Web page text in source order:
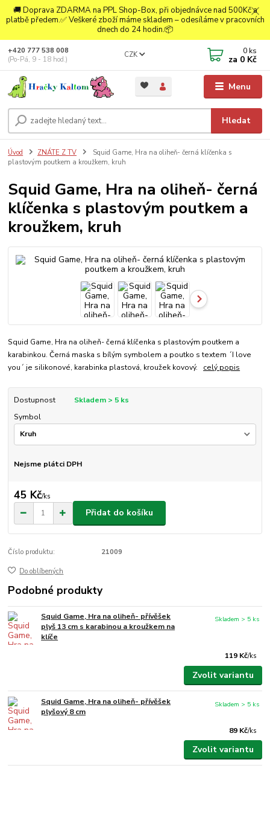
🚚 Doprava ZDARMA na PPL Shop-Box, při objednávce nad 500Kč a
platbě předem.✅ Veškeré zboží máme skladem – odesíláme v pracovních
dnech do 24 hodin.📦
Menu
CZK
Hledat
+420 777 538 008
(Po-Pá, 9 - 18 hod.)
0 ks
za 0 Kč
Úvod ZNÁTE Z TV
Squid Game, Hra na oliheň- černá klíčenka s
plastovým poutkem a kroužkem, kruh
Squid Game, Hra na oliheň- černá
klíčenka s plastovým poutkem a
kroužkem, kruh
Squid Game, Hra na oliheň- černá klíčenka s plastovým poutkem a
karabinkou. Černá maska s bílým symbolem a poutko s textem ´I love
you´ je silikonové, karabinka plastová, kroužek kovový. celý popis
Dostupnost
Skladem > 5 ks
Symbol
Nejsme plátci DPH
45 Kč/ks
Přidat do košíku
Číslo produktu: 21009
Do oblíbených
Podobné produkty
Squid Game, Hra na oliheň- přívěšek
plyš 13 cm s karabinou a kroužkem na
klíče
119 Kč/ks
Skladem > 5 ks
Zvolit variantu
Squid Game, Hra na oliheň- přívěšek
plyšový 8 cm
89 Kč/ks
Skladem > 5 ks
Zvolit variantu